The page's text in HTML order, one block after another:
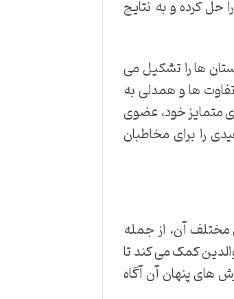
حل کرده و به نتایج
ها را تشکیل می
ها و همدلی به
متمایز خود، عضوی
را برای مخاطبان
مختلف آن، از جمله
کمک می کند تا
های پنهان آن آگاه